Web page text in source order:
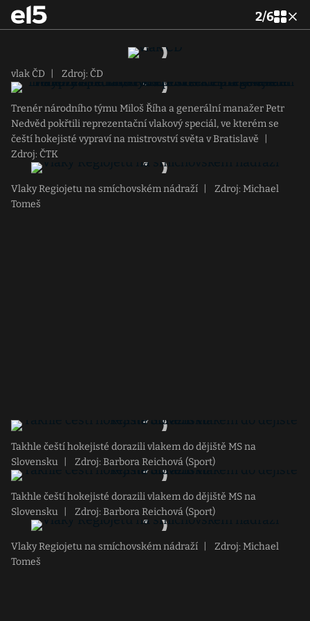
2/6
vlak ČD Zdroj: ČD
Trenér národního týmu Miloš Říha a generální manažer Petr
Nedvěd pokřtili reprezentační vlakový speciál, ve kterém se
čeští hokejisté vypraví na mistrovství světa v Bratislavě
Zdroj: ČTK
Vlaky Regiojetu na smíchovském nádraží
Zdroj: Michael
Tomeš
Takhle čeští hokejisté dorazili vlakem do dějiště MS na
Slovensku
Zdroj: Barbora Reichová (Sport)
Takhle čeští hokejisté dorazili vlakem do dějiště MS na
Slovensku
Zdroj: Barbora Reichová (Sport)
Vlaky Regiojetu na smíchovském nádraží
Zdroj: Michael
Tomeš